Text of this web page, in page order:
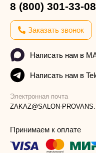
8 (800) 301-33-08
Заказать звонок
Написать нам в
Написать нам в
Электронная почта
ZAKAZ@SALON-
Принимаем к оплате